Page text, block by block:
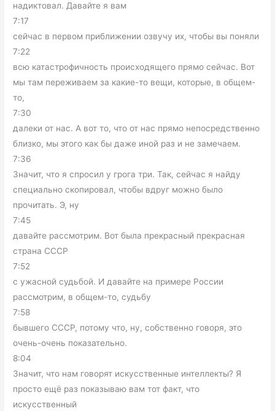
надиктовал. Давайте я вам
7:17
сейчас в первом приближении озвучу их, чтобы вы поняли
7:22
всю катастрофичность происходящего прямо сейчас. Вот
мы там переживаем за какие-то вещи, которые, в общем-
то,
7:30
далеки от нас. А вот то, что от нас прямо непосредственно
близко, мы этого как бы даже иной раз и не замечаем.
7:36
Значит, что я спросил у грога три. Так, сейчас я найду
специально скопировал, чтобы вдруг можно было
прочитать. Э, ну
7:45
давайте рассмотрим. Вот была прекрасный прекрасная
страна СССР
7:52
с ужасной судьбой. И давайте на примере России
рассмотрим, в общем-то, судьбу
7:58
бывшего СССР, потому что, ну, собственно говоря, это
очень-очень показательно.
8:04
Значит, что нам говорят искусственные интеллекты? Я
просто ещё раз показываю вам тот факт, что
искусственный